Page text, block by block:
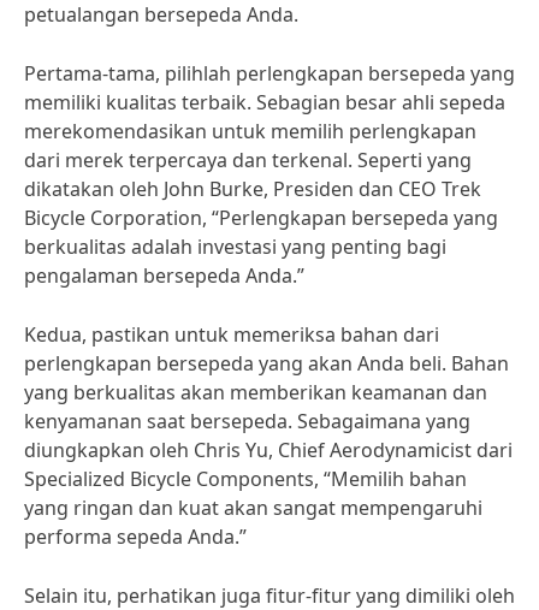
petualangan bersepeda Anda.
Pertama-tama, pilihlah perlengkapan bersepeda yang
memiliki kualitas terbaik. Sebagian besar ahli sepeda
merekomendasikan untuk memilih perlengkapan
dari merek terpercaya dan terkenal. Seperti yang
dikatakan oleh John Burke, Presiden dan CEO Trek
Bicycle Corporation, “Perlengkapan bersepeda yang
berkualitas adalah investasi yang penting bagi
pengalaman bersepeda Anda.”
Kedua, pastikan untuk memeriksa bahan dari
perlengkapan bersepeda yang akan Anda beli. Bahan
yang berkualitas akan memberikan keamanan dan
kenyamanan saat bersepeda. Sebagaimana yang
diungkapkan oleh Chris Yu, Chief Aerodynamicist dari
Specialized Bicycle Components, “Memilih bahan
yang ringan dan kuat akan sangat mempengaruhi
performa sepeda Anda.”
Selain itu, perhatikan juga fitur-fitur yang dimiliki oleh